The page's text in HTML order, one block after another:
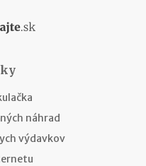
náhrad
výdavkov